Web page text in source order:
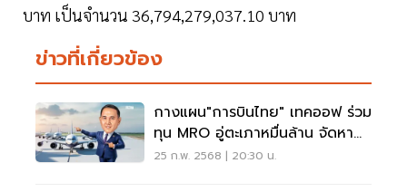
บาท เป็นจำนวน 36,794,279,037.10 บาท
ข่าวที่เกี่ยวข้อง
กางแผน"การบินไทย" เทคออฟ ร่วม
ทุน MRO อู่ตะเภาหมื่นล้าน จัดหา
ฝูงบิน 150 ลำ
25 ก.พ. 2568 | 20:30 น.